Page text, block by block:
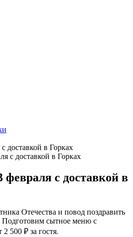
доставкой в Горках
февраля с доставкой в
Отечества и повод поздравить
сытное меню с
500 ₽ за гостя.